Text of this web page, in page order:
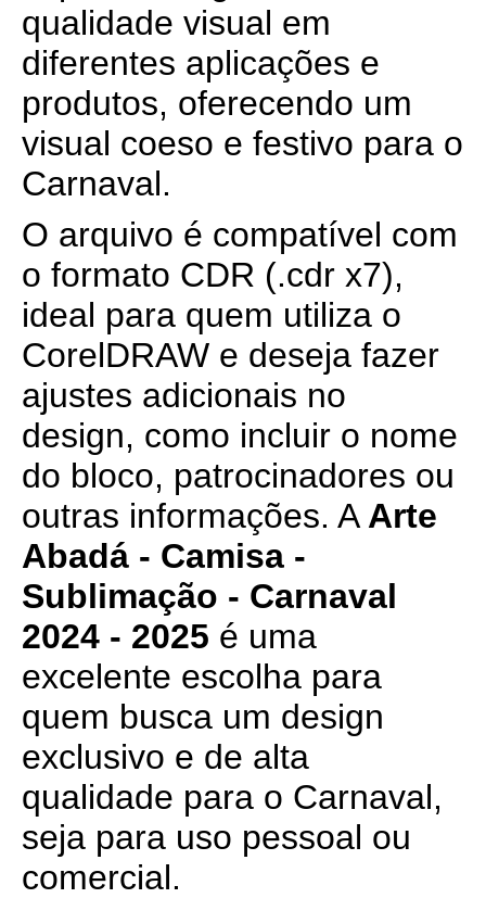
qualidade visual em
diferentes aplicações e
produtos, oferecendo um
visual coeso e festivo para o
Carnaval.
O arquivo é compatível com
o formato CDR (.cdr x7),
ideal para quem utiliza o
CorelDRAW e deseja fazer
ajustes adicionais no
design, como incluir o nome
do bloco, patrocinadores ou
outras informações. A Arte
Abadá - Camisa -
Sublimação - Carnaval
2024 - 2025 é uma
excelente escolha para
quem busca um design
exclusivo e de alta
qualidade para o Carnaval,
seja para uso pessoal ou
comercial.